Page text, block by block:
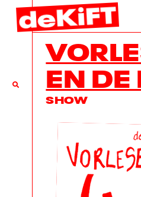
EN DE
SHOW